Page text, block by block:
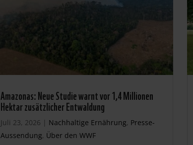
Amazonas: Neue Studie warnt vor 1,4 Millionen
Hektar zusätzlicher Entwaldung
Juli 23, 2026 | Nachhaltige Ernährung, Presse-
Aussendung, Über den WWF